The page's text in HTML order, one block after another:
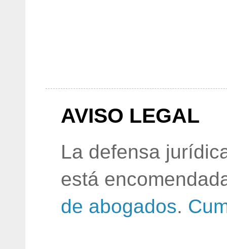
AVISO LEGAL
La defensa
está
de abogados.